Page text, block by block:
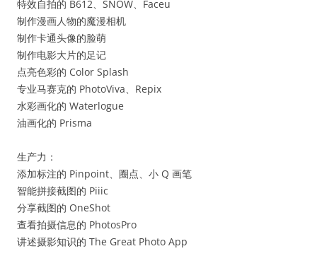
特效自拍的 B612、SNOW、Faceu
制作漫画人物的魔漫相机
制作卡通头像的脸萌
制作电影大片的足记
点亮色彩的 Color Splash
专业马赛克的 PhotoViva、Repix
水彩画化的 Waterlogue
油画化的 Prisma
生产力：
添加标注的 Pinpoint、圈点、小 Q 画笔
智能拼接截图的 Piiic
分享截图的 OneShot
查看拍摄信息的 PhotosPro
讲述摄影知识的 The Great Photo App